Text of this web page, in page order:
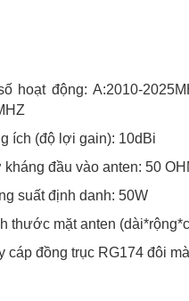
hoạt động: A:2010-
ích (độ lợi gain): 10dBi
đầu vào anten: 50
suất định danh: 50W
mặt anten
đồng trục RG174 đôi